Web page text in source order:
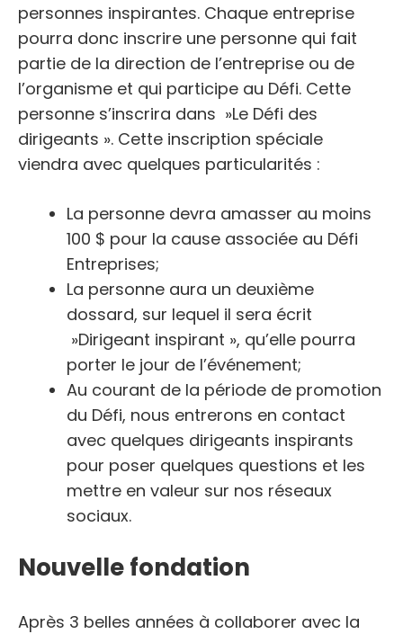
personnes inspirantes. Chaque entreprise
pourra donc inscrire une personne qui fait
partie de la direction de l’entreprise ou de
l’organisme et qui participe au Défi. Cette
personne s’inscrira dans »Le Défi des
dirigeants ». Cette inscription spéciale
viendra avec quelques particularités :
La personne devra amasser au moins
100 $ pour la cause associée au Défi
Entreprises;
La personne aura un deuxième
dossard, sur lequel il sera écrit
»Dirigeant inspirant », qu’elle pourra
porter le jour de l’événement;
Au courant de la période de promotion
du Défi, nous entrerons en contact
avec quelques dirigeants inspirants
pour poser quelques questions et les
mettre en valeur sur nos réseaux
sociaux.
Nouvelle fondation
Après 3 belles années à collaborer avec la